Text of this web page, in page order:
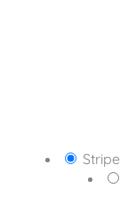
Stripe